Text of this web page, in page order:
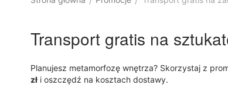
Transport gratis na
Planujesz metamorfozę wnętrza? Skorzystaj z
zł i oszczędź na kosztach dostawy.